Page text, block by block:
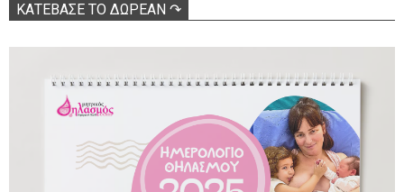
ΚΑΤΕΒΑΣΕ ΤΟ ΔΩΡΕΑΝ ↷